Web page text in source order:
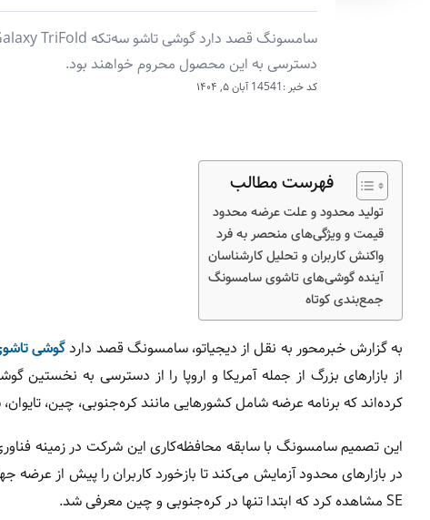
دسترسی به این محصول محروم خواهند بود.
کد خبر :14541 آبان ۵, ۱۴۰۴
فهرست مطالب
تولید محدود و علت عرضه محدود
قیمت و ویژگی‌های منحصر به فرد
واکنش کاربران و تحلیل کارشناسان
آینده گوشی‌های تاشوی سامسونگ
جمع‌بندی کوتاه
به گزارش خبرمحور به نقل از دیجیاتو، سامسونگ قصد داردگوشی
از بازارهای بزرگ از جمله آمریکا و اروپا را از دسترسی به
کرده‌اند که برنامه عرضه شامل کشورهایی مانند کره‌جنوبی، چین،
این تصمیم سامسونگ با سابقه محافظه‌کاری این شرکت در زمینه
SE مشاهده کرد که ابتدا تنها در کره‌جنوبی و چین معرفی شد.